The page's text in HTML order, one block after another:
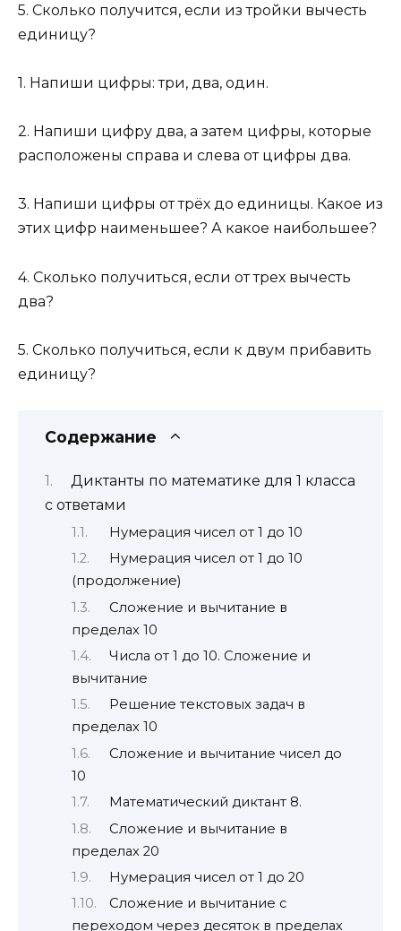
5. Сколько получится, если из тройки вычесть
единицу?
1. Напиши цифры: три, два, один.
2. Напиши цифру два, а затем цифры, которые
расположены справа и слева от цифры два.
3. Напиши цифры от трёх до единицы. Какое из
этих цифр наименьшее? А какое наибольшее?
4. Сколько получиться, если от трех вычесть
два?
5. Сколько получиться, если к двум прибавить
единицу?
Содержание
Диктанты по математике для 1 класса
с ответами
Нумерация чисел от 1 до 10
Нумерация чисел от 1 до 10
(продолжение)
Сложение и вычитание в
пределах 10
Числа от 1 до 10. Сложение и
вычитание
Решение текстовых задач в
пределах 10
Сложение и вычитание чисел до
10
Математический диктант 8.
Сложение и вычитание в
пределах 20
Нумерация чисел от 1 до 20
Сложение и вычитание с
переходом через десяток в пределах